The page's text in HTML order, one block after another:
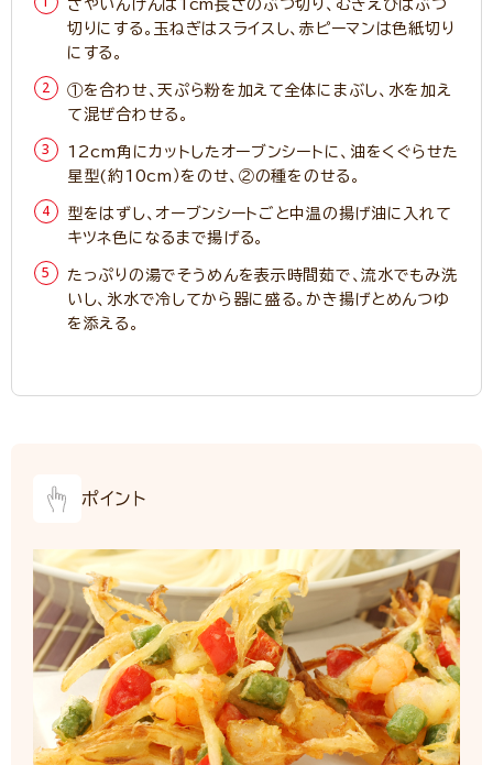
さやいんげんは1cm長さのぶつ切り、むきえびはぶつ
切りにする。玉ねぎはスライスし、赤ピーマンは色紙切り
にする。
①を合わせ、天ぷら粉を加えて全体にまぶし、水を加え
て混ぜ合わせる。
12cm角にカットしたオーブンシートに、油をくぐらせた
星型(約10cm）をのせ、②の種をのせる。
型をはずし、オーブンシートごと中温の揚げ油に入れて
キツネ色になるまで揚げる。
たっぷりの湯でそうめんを表示時間茹で、流水でもみ洗
いし、氷水で冷してから器に盛る。かき揚げとめんつゆ
を添える。
ポイント